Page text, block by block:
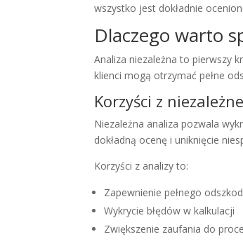
wszystko jest dokładnie
Dlaczego warto
Analiza niezależna to pierwszy
klienci mogą otrzymać pełne
Korzyści z
Niezależna analiza pozwala
dokładną ocenę i uniknięcie
Korzyści z analizy to:
Zapewnienie pełnego
Wykrycie błędów w kalkulacji
Zwiększenie zaufania do